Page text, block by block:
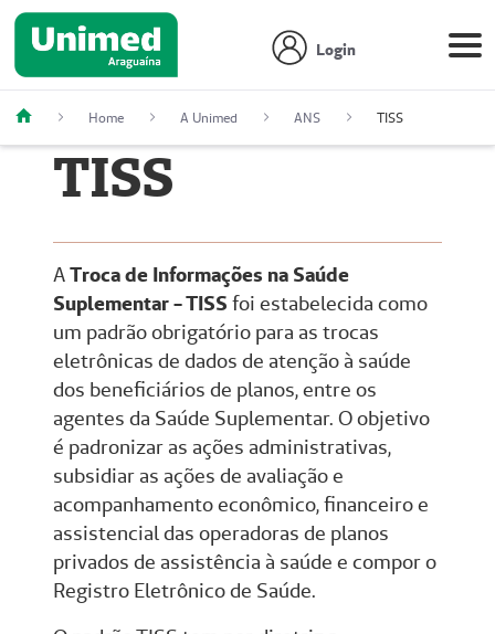
Login
Home A Unimed ANS TISS
TISS
ATroca de Informações na Saúde
Suplementar - TISS foi estabelecida como
um padrão obrigatório para as trocas
eletrônicas de dados de atenção à saúde
dos beneficiários de planos, entre os
agentes da Saúde Suplementar. O objetivo
é padronizar as ações administrativas,
subsidiar as ações de avaliação e
acompanhamento econômico, financeiro e
assistencial das operadoras de planos
privados de assistência à saúde e compor o
Registro Eletrônico de Saúde.